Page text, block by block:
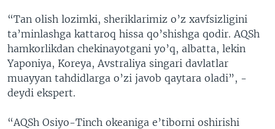
“Tan olish lozimki, sheriklarimiz o’z xavfsizligini
ta’minlashga kattaroq hissa qo’shishga qodir. AQSh
hamkorlikdan chekinayotgani yo’q, albatta, lekin
Yaponiya, Koreya, Avstraliya singari davlatlar
muayyan tahdidlarga o’zi javob qaytara oladi”, -
deydi ekspert.
“AQSh Osiyo-Tinch okeaniga e’tiborni oshirishi